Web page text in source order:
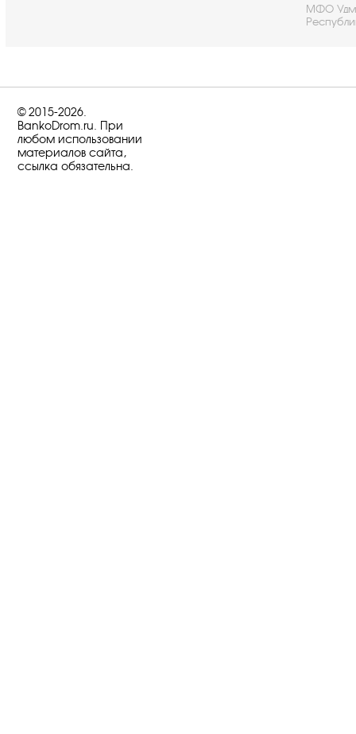
МФО
© 2015-2026.
BankoDrom.ru. При
любом использовании
материалов сайта,
ссылка обязательна.